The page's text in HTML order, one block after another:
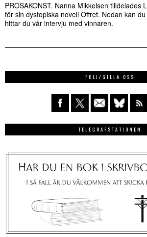
PROSAKONST. Nanna Mikkelsen tilldelades
för sin dystopiska novell Offret. Nedan kan
hittar du vår intervju med vinnaren.
FÖLJ/GILLA OSS
TELEGRAFSTATIONEN